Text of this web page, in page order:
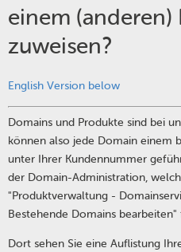
einem (anderen)
zuweisen?
English Version below
Domains und Produkte sind bei
können also jede Domain einem
unter Ihrer Kundennummer
der Domain-Administration,
"Produktverwaltung -
Bestehende Domains bearbeiten"
Dort sehen Sie eine Auflistung